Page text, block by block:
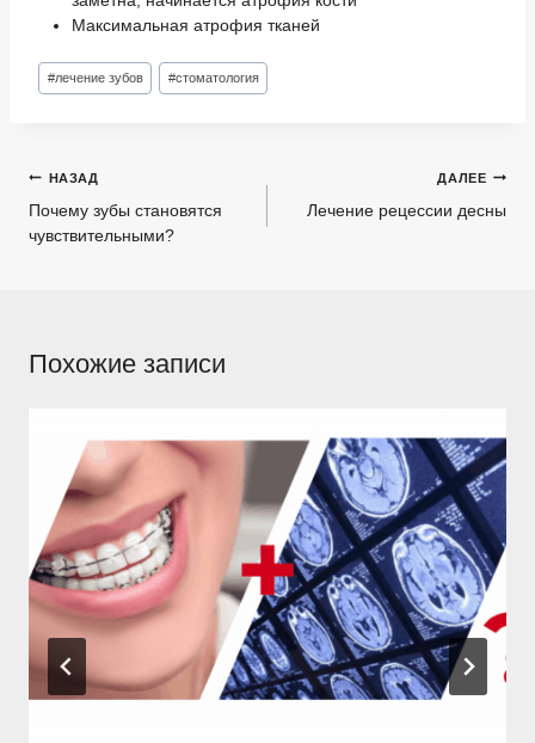
Максимальная атрофия тканей
Метки
записи:
#лечение зубов #стоматология
Навигация
по
записям
НАЗАД
Почему зубы становятся
чувствительными?
ДАЛЕЕ
Лечение рецессии десны
Похожие записи